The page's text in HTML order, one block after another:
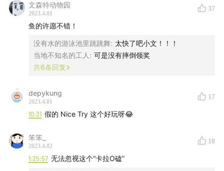
3. 在巴塞尔艺术展的消费
4. 你知道AI时代里艺术家最大的成就是什么吗？
5. 36岁当不了道士了？
6. 熊老师关心起汽车了？
7. 有太多的工作无法被替代了
9. 设计精“狼”，值值值。
10. 那些平面化的logo
12. More去了景德镇
13. 去看了Chipperfield 的红砖大剧院
14. 各大门派攻打光明顶原来是一个体力活。
文森特动物园
2023.4.01
37
鱼的许愿不错！
没有水的游泳池里跳跳舞: 太快了吧小文！！！
当地不知名的工人 : 可是没有摔倒领奖
共6条回复
depykung
2023.4.01
17
10:31 假的 Nice Try 这个好玩呀😂
笨笨_
2023.4.02
10
1:25:57 无法忽视这个“卡拉O磕”